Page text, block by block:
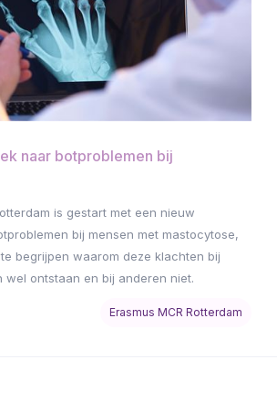
naar botproblemen bij
is gestart met een nieuw
bij mensen met mastocytose,
begrijpen waarom deze klachten bij
wel ontstaan en bij anderen niet.
Erasmus MCR Rotterdam